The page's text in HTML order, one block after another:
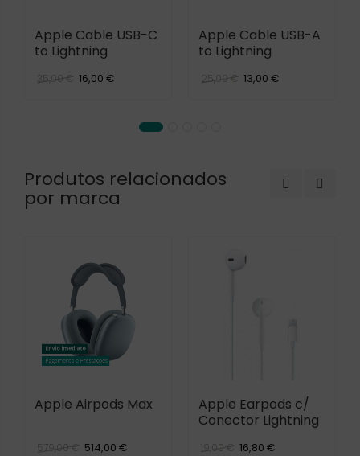
Apple Cable USB-C
to Lightning
35,00 € 16,00 €
Apple Cable USB-A
to Lightning
25,00 € 13,00 €
Produtos relacionados
por marca
Apple Airpods Max
579,00 € 514,00 €
Apple Earpods c/
Conector Lightning
19,00 € 16,80 €